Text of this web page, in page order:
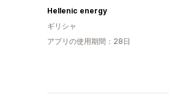
Hellenic energy
ギリシャ
アプリの使用期間：28日